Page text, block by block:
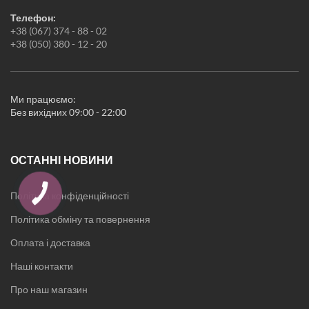
Жіноча білизна
Піжами
Нічні сорочки
Кухонні аксесуари
Телефон:
+38 (067) 374 - 88 - 02
+38 (050) 380 - 12 - 20
Ми працюємо:
Без вихідних 09:00 - 22:00
ОСТАННІ НОВИНИ
Політика конфіденційності
Політика обміну та повернення
Оплата і доставка
Наші контакти
Про наш магазин